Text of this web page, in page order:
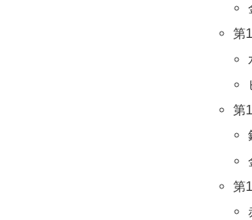
第
第
第